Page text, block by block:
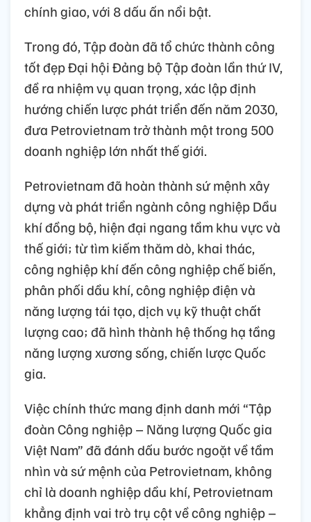
chính giao, với 8 dấu ấn nổi bật.
Trong đó, Tập đoàn đã tổ chức thành công
tốt đẹp Đại hội Đảng bộ Tập đoàn lần thứ IV,
đề ra nhiệm vụ quan trọng, xác lập định
hướng chiến lược phát triển đến năm 2030,
đưa Petrovietnam trở thành một trong 500
doanh nghiệp lớn nhất thế giới.
Petrovietnam đã hoàn thành sứ mệnh xây
dựng và phát triển ngành công nghiệp Dầu
khí đồng bộ, hiện đại ngang tầm khu vực và
thế giới; từ tìm kiếm thăm dò, khai thác,
công nghiệp khí đến công nghiệp chế biến,
phân phối dầu khí, công nghiệp điện và
năng lượng tái tạo, dịch vụ kỹ thuật chất
lượng cao; đã hình thành hệ thống hạ tầng
năng lượng xương sống, chiến lược Quốc
gia.
Việc chính thức mang định danh mới “Tập
đoàn Công nghiệp – Năng lượng Quốc gia
Việt Nam” đã đánh dấu bước ngoặt về tầm
nhìn và sứ mệnh của Petrovietnam, không
chỉ là doanh nghiệp dầu khí, Petrovietnam
khẳng định vai trò trụ cột về công nghiệp –